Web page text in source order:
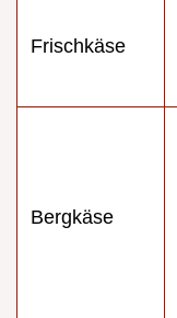
Frischkäse
Bergkäse